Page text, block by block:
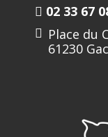
02 33 67
Place du
61230